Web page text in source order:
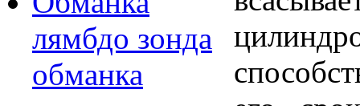
лямбдо зонда
обманка